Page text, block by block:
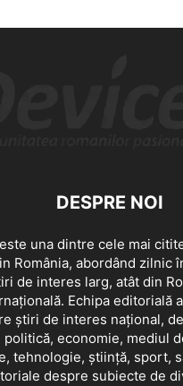
DESPRE NOI
una dintre cele mai
România, abordând zilnic
de interes larg, atât din
Echipa editorială
știri de interes național,
politică, economie, mediul
tehnologie, știință, sport,
despre subiecte de